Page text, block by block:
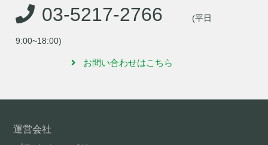
03-5217-2766 (平日
9:00~18:00)
お問い合わせはこちら
運営会社